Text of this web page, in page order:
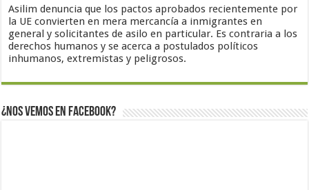
Asilim denuncia que los pactos aprobados recientemente por
la UE convierten en mera mercancía a inmigrantes en
general y solicitantes de asilo en particular. Es contraria a los
derechos humanos y se acerca a postulados políticos
inhumanos, extremistas y peligrosos.
¿Nos vemos en Facebook?